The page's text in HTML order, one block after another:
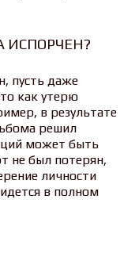
ИСПОРЧЕН?
пусть даже
как утерю
в результате
решил
может быть
не был потерян,
личности
в полном